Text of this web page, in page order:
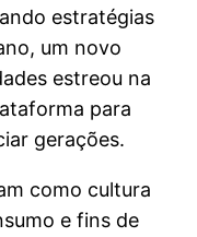
estratégias
um novo
estreou na
para
gerações.
como cultura
e fins de